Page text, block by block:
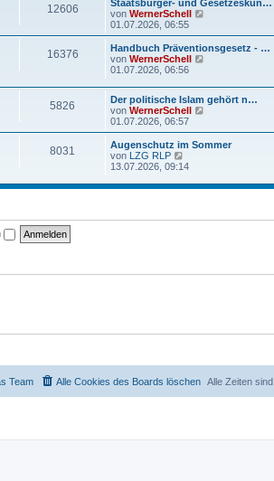
e
r
a
t
B
e
a
g
12606
Staatsbürger- und Gesetzeskun…
von WernerSchell
u
e
r
B
t
r
01.07.2026, 06:55
16376
Handbuch Präventionsgesetz - …
von WernerSchell
e
s
r
B
r
01.07.2026, 06:56
5826
Der politische Islam gehört n…
von WernerSchell
u
e
r
i
01.07.2026, 06:57
8031
Augenschutz im Sommer
von LZG RLP
e
e
e
t
13.07.2026, 09:14
Alle Zeiten sind
Alle Cookies des Boards löschen
Team